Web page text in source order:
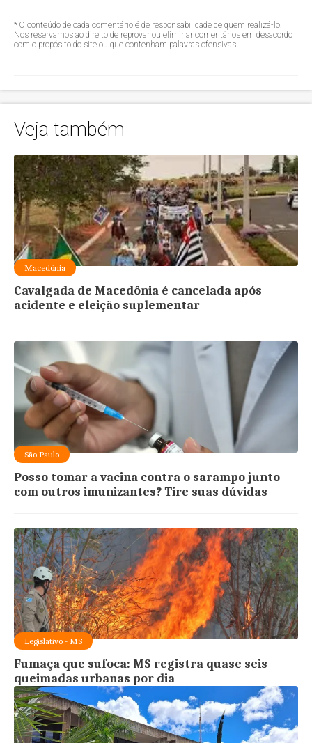
* O conteúdo de cada comentário é de responsabilidade de quem realizá-lo.
Nos reservamos ao direito de reprovar ou eliminar comentários em desacordo
com o propósito do site ou que contenham palavras ofensivas.
Veja também
Macedônia
Cavalgada de Macedônia é cancelada após
acidente e eleição suplementar
São Paulo
Posso tomar a vacina contra o sarampo junto
com outros imunizantes? Tire suas dúvidas
Legislativo - MS
Fumaça que sufoca: MS registra quase seis
queimadas urbanas por dia